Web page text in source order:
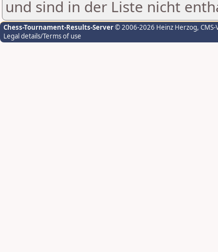
und sind in der Liste nicht
Chess-Tournament-Results-Server© 2006-2026 Heinz Herzog,
Legal details/Terms of use